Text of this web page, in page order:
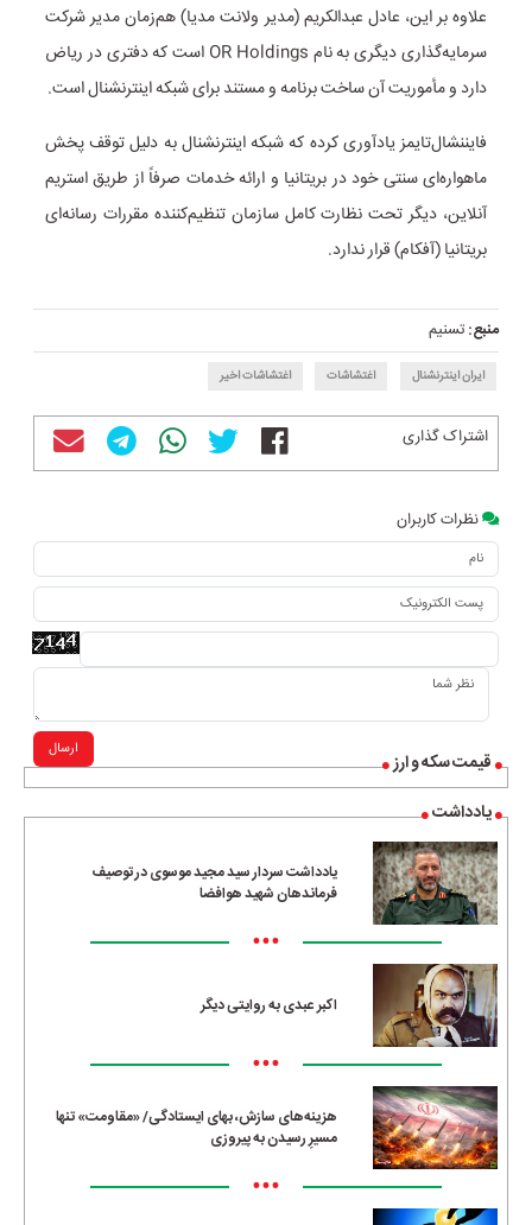
قیمت سکه و ارز
یادداشت
یادداشت سردار سید مجید موسوی در توصیف
فرماندهان شهید هوافضا
•••
اکبر عبدی به روایتی دیگر
•••
هزینه‌های سازش، بهای ایستادگی/ «مقاومت» تنها
مسیرِ رسیدن به پیروزی
•••
علاوه بر این، عادل عبدالکریم (مدیر ولانت مدیا) هم‌زمان مدیر شرکت
سرمایه‌گذاری دیگری به نام OR Holdings است که دفتری در ریاض
دارد و مأموریت آن ساخت برنامه و مستند برای شبکه اینترنشنال است.
فایننشال‌تایمز یادآوری کرده که شبکه اینترنشنال به دلیل توقف پخش
ماهواره‌ای سنتی خود در بریتانیا و ارائه خدمات صرفاً از طریق استریم
آنلاین، دیگر تحت نظارت کامل سازمان تنظیم‌کننده مقررات رسانه‌ای
بریتانیا (آفکام) قرار ندارد.
منبع:تسنیم
ایران اینترنشنال اغتشاشات اغتشاشات اخیر
اشتراک گذاری
نظرات کاربران
ارسال